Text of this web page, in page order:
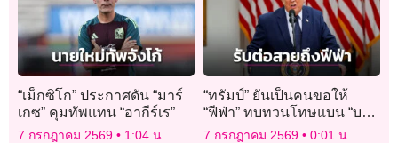
“เม็กซิโก” ประกาศดัน “มาร์
เกซ” คุมทัพแทน “อากีร์เร”
7 กรกฎาคม 2569 1:04 น.
“ทรัมป์” ยันเป็นคนขอให้
“ฟีฟ่า” ทบทวนโทษแบน “บา
โลกุน”
7 กรกฎาคม 2569 0:01 น.